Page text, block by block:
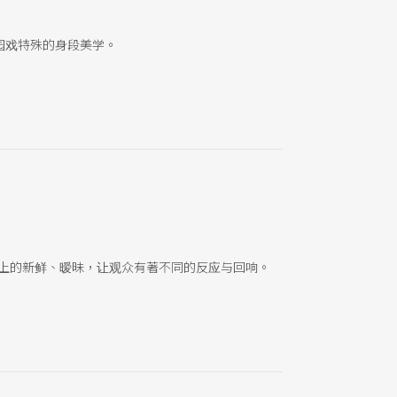
特殊的身段美学。
新鲜、暧昧，让观众有著不同的反应与回响。